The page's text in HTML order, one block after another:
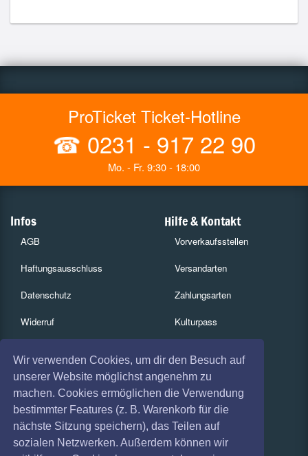
Wir verwenden Cookies, um dir den Besuch auf
unserer Website möglichst angenehm zu
machen. Cookies ermöglichen die Verwendung
bestimmter Features (z. B. Warenkorb für die
nächste Sitzung speichern), das Teilen auf
sozialen Netzwerken. Außerdem können wir
ProTicket Ticket-Hotline
☎ 0231 - 917 22 90
Mo. - Fr. 9:30 - 18:00
Infos
AGB
Haftungsausschluss
Datenschutz
Widerruf
Absagen
Coronavirus (COVID 19)
Hilfe & Kontakt
Vorverkaufsstellen
Versandarten
Zahlungsarten
Kulturpass
Services
Gutscheine
Geschäftskunden
Kartenrückgabe